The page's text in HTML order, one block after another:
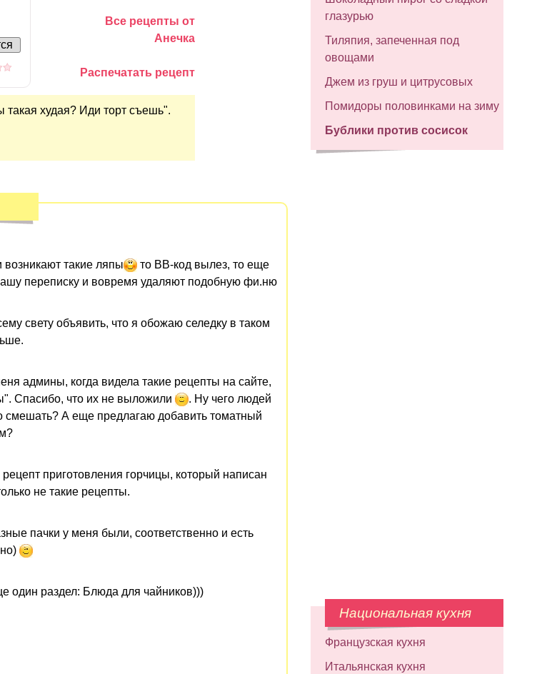
Все рецепты от
Анечка
Распечатать рецепт
такая худая? Иди торт съешь".
такие ляпы
то ВВ-код вылез, то еще
переписку и вовремя удаляют подобную фи.ню
свету объявить, что я обожаю селедку в таком
админы, когда видела такие рецепты на сайте,
Спасибо, что их не выложили
. Ну чего людей
смешать? А еще предлагаю добавить томатный
приготовления горчицы, который написан
не такие рецепты.
пачки у меня были, соответственно и есть
один раздел: Блюда для чайников)))
глазурью
Тиляпия, запеченная под
овощами
Джем из груш и цитрусовых
Помидоры половинками на зиму
Бублики против сосисок
Национальная кухня
Французская кухня
Итальянская кухня